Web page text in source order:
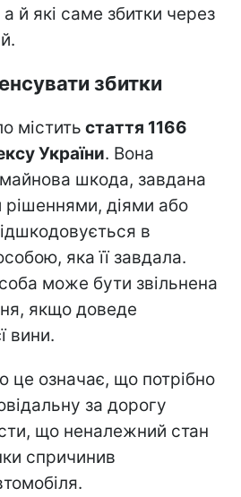
й які саме збитки через
збитки
містить стаття 1166
України. Вона
шкода, завдана
діями або
в
яка її завдала.
може бути звільнена
якщо доведе
вини.
це означає, що потрібно
за дорогу
що неналежний стан
спричинив